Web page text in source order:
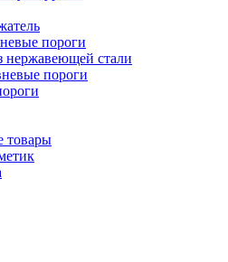
пороги
нержавеющей стали
пороги
товары